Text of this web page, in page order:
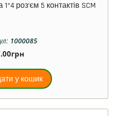
роз’єм 5 контактів SCM
1000085
грн
у кошик